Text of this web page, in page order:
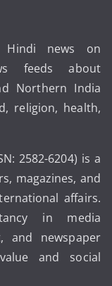
Hindi news on
feeds about
Northern India
religion, health,
2582-6204) is a
magazines, and
affairs.
in media
and newspaper
and social